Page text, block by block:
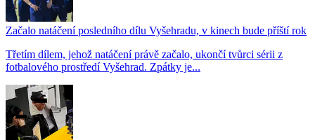
Začalo natáčení posledního dílu Vyšehradu, v kinech bude příští rok
Třetím dílem, jehož natáčení právě začalo, ukončí tvůrci sérii z
fotbalového prostředí Vyšehrad. Zpátky je...